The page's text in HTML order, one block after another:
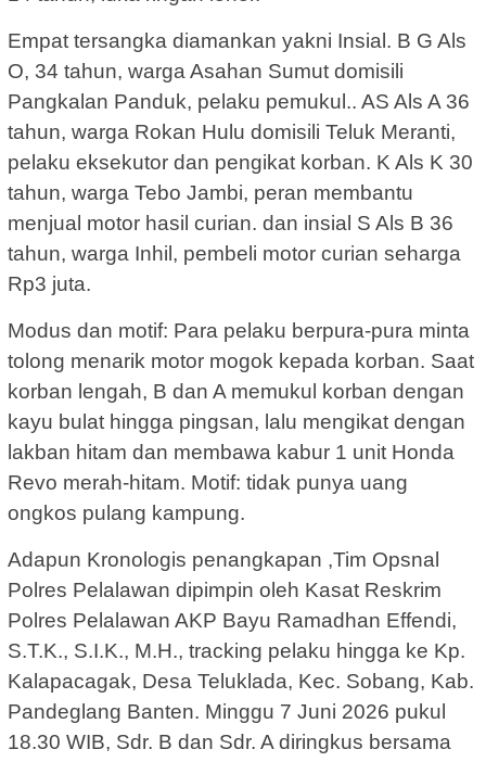
Empat tersangka diamankan yakni Insial. B G Als
O, 34 tahun, warga Asahan Sumut domisili
Pangkalan Panduk, pelaku pemukul.. AS Als A 36
tahun, warga Rokan Hulu domisili Teluk Meranti,
pelaku eksekutor dan pengikat korban. K Als K 30
tahun, warga Tebo Jambi, peran membantu
menjual motor hasil curian. dan insial S Als B 36
tahun, warga Inhil, pembeli motor curian seharga
Rp3 juta.
Modus dan motif: Para pelaku berpura-pura minta
tolong menarik motor mogok kepada korban. Saat
korban lengah, B dan A memukul korban dengan
kayu bulat hingga pingsan, lalu mengikat dengan
lakban hitam dan membawa kabur 1 unit Honda
Revo merah-hitam. Motif: tidak punya uang
ongkos pulang kampung.
Adapun Kronologis penangkapan ,Tim Opsnal
Polres Pelalawan dipimpin oleh Kasat Reskrim
Polres Pelalawan AKP Bayu Ramadhan Effendi,
S.T.K., S.I.K., M.H., tracking pelaku hingga ke Kp.
Kalapacagak, Desa Teluklada, Kec. Sobang, Kab.
Pandeglang Banten. Minggu 7 Juni 2026 pukul
18.30 WIB, Sdr. B dan Sdr. A diringkus bersama